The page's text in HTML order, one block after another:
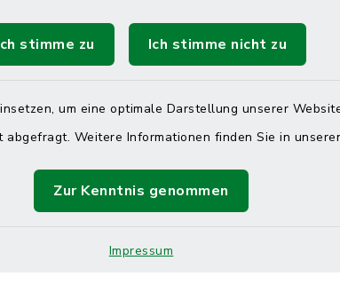
stimme zu Ich stimme nicht zu
um eine optimale Darstellung unserer
Weitere Informationen finden Sie in
Zur Kenntnis genommen
Impressum
08:00 Uhr – 12:00 Uhr
14:00 Uhr – 16:00 Uhr
08:00 Uhr – 12:00 Uhr
Rufen Sie uns gerne unter der